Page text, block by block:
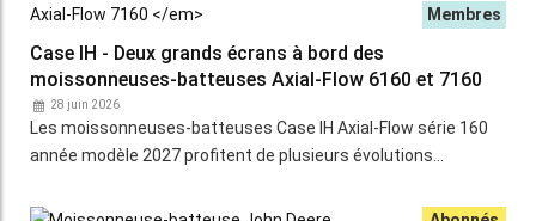
Case IH - Deux grands écrans à bord des
moissonneuses-batteuses Axial-Flow 6160 et 7160
28 juin 2026
Les moissonneuses-batteuses Case IH Axial-Flow série 160
année modèle 2027 profitent de plusieurs évolutions…